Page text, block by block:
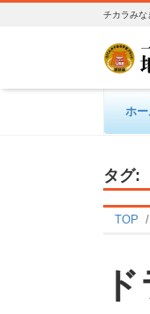
チカラみな
ホー
タグ:
TOP